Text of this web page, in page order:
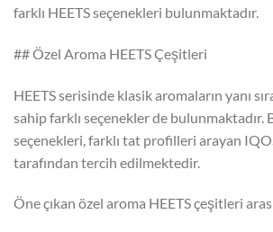
farklı HEETS seçenekleri bulunmaktadır.
## Özel Aroma HEETS Çeşitleri
HEETS serisinde klasik aromaların yanı
sahip farklı seçenekler de bulunmaktadır.
seçenekleri, farklı tat profilleri arayan
tarafından tercih edilmektedir.
Öne çıkan özel aroma HEETS çeşitleri